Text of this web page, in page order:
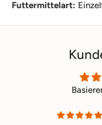
Futtermittelart: